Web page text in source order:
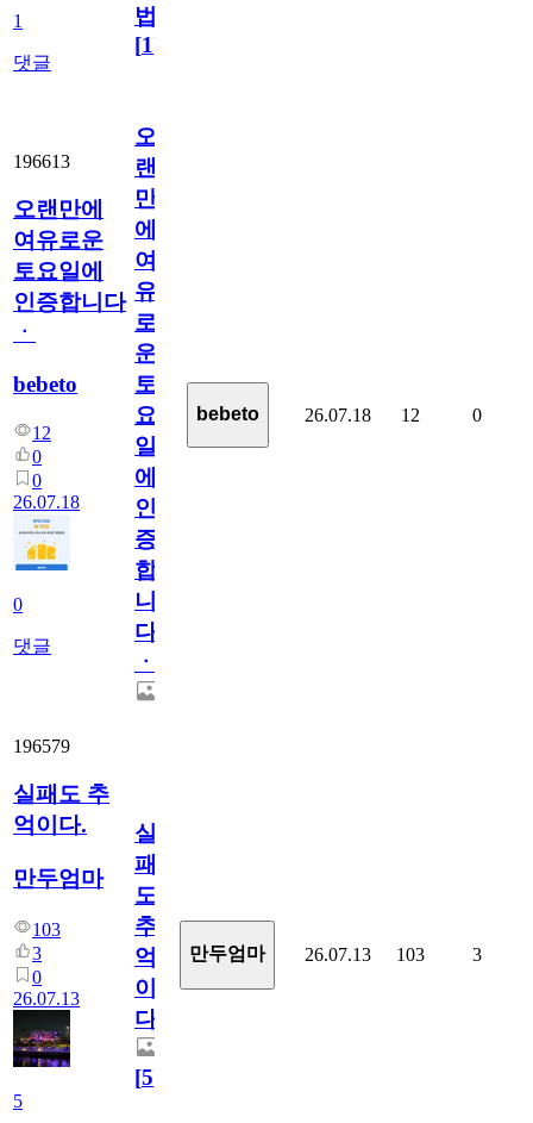
1
댓글
법
[1]
196613
오랜만에
여유로운
토요일에
인증합니다
ㆍ
bebeto
12
0
0
26.07.18
0
댓글
오
랜
만
에
여
유
로
운
토
요
일
에
인
증
합
니
다
ㆍ
bebeto 26.07.18 12 0
196579
실패도 추
억이다.
만두엄마
103
3
0
26.07.13
5
실
패
도
추
억
이
다.
[5]
만두엄마 26.07.13 103 3